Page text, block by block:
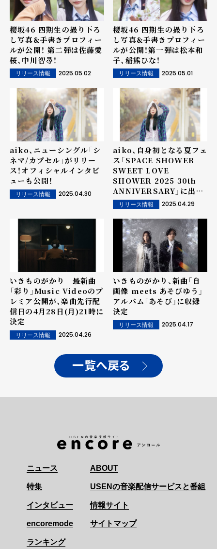
櫻坂46 四期生の撮り下ろ
し写真&手書きプロフィー
ルが公開！ 第二弾は佐藤愛
桜、中川智尋！
リリース情報 2025.05.02
櫻坂46 四期生の撮り下ろ
し写真&手書きプロフィー
ルが公開！第一弾は松本和
子、稲熊ひな！
リリース情報 2025.05.01
aiko、ニューシングル「シ
ネマ/カプセル」がリリー
ス！オフィシャルインタビ
ューも公開！
リリース情報 2025.04.30
aiko、自身初となる夏フェ
ス「SPACE SHOWER
SWEET LOVE
SHOWER 2025 30th
ANNIVERSARY」に出演
決定！さらに、4月30日発売
46thシングル「シネマ/カ
プセル」の表題曲「カプセ
ル」のMusic Videoが4月
30日21時にYouTubeプ
レミア公開決定！トレーラ
ーも公開！
リリース情報 2025.04.29
いきものがかり 最新曲
「彩り」Music Videoのプ
レミア公開が、楽曲先行配
信日の4月28日(月)21時に
決定
リリース情報 2025.04.26
いきものがかり、新曲「自
画像 meets あそびゆう」
アルバム「あそび」に収録
決定
リリース情報 2025.04.17
一覧へ戻る
ニュース
特集
インタビュー
encoremode
ランキング
ABOUT
USENの音楽配信サービスと番組
情報サイト
サイトマップ